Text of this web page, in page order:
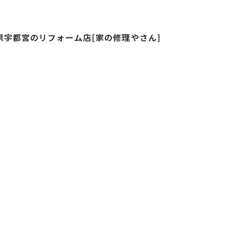
都宮のリフォーム店[家の修理やさん]